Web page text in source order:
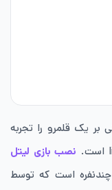
بر یک قلمرو را تجربه
نصب بازی لیتل
چندنفره است که توسط